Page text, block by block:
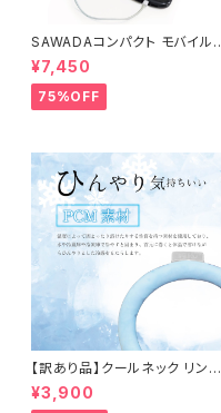
SAWADAコンパクト モバイル
バッテリー LEDライト付き（ブラ
ック）AC電圧 100V
¥7,450
75%OFF
【訳あり品】クールネック リング
まとめ買い 10個 熱中症対策 ひ
んやりグッズ 白 ホワイト
¥3,900